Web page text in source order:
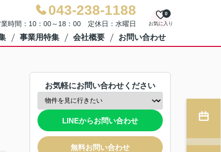
043-238-1188
時間：10：00～18：00 定休日：水曜日 お気に入り
0
事業用特集 会社概要 お問い合わせ
お気軽にお問い合わせください
LINEからお問い合わせ
無料お問い合わせ